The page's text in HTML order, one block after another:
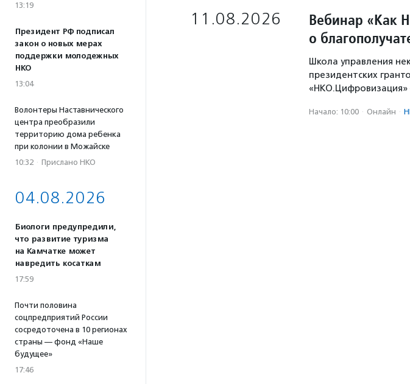
13:19
Президент РФ подписал
закон о новых мерах
поддержки молодежных
НКО
13:04
Волонтеры Наставнического
центра преобразили
территорию дома ребенка
при колонии в Можайске
10:32 · Прислано НКО
04.08.2026
Биологи предупредили,
что развитие туризма
на Камчатке может
навредить косаткам
17:59
Почти половина
соцпредприятий России
сосредоточена в 10 регионах
страны — фонд «Наше
будущее»
17:46
11.08.2026
Вебинар «Как
о
Школа управления
президентских
Начало: 10:00 · Онлайн ·